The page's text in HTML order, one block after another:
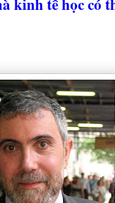
kinh tế học có